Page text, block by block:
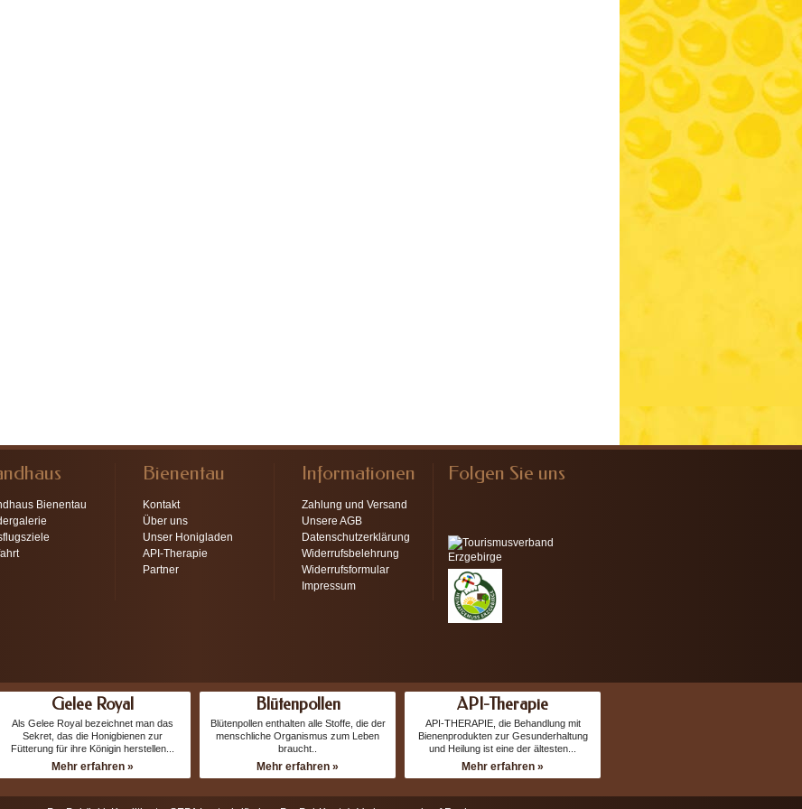
Bienentau
Bienentau
Kontakt
Über uns
Unser Honigladen
API-Therapie
Partner
Informationen
Zahlung und Versand
Unsere AGB
Datenschutzerklärung
Widerrufsbelehrung
Widerrufsformular
Impressum
Folgen Sie uns
Gelee Royal
Als Gelee Royal bezeichnet man das
Sekret, das die Honigbienen zur
Fütterung für ihre Königin herstellen...
Mehr erfahren »
Blütenpollen
Blütenpollen enthalten alle Stoffe, die der
menschliche Organismus zum Leben
braucht..
Mehr erfahren »
API-Therapie
API-THERAPIE, die Behandlung mit
Bienenprodukten zur Gesunderhaltung
und Heilung ist eine der ältesten...
Mehr erfahren »